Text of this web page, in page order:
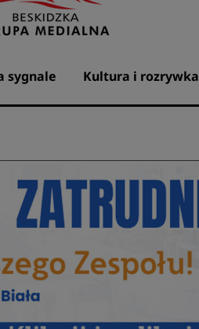
sygnale Kultura i rozrywka